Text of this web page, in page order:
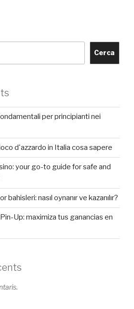
Cerca
per principianti nei
d'azzardo in Italia cosa sapere
your go-to guide for safe and
bahisleri: nasıl oynanır ve kazanılır?
Up: maximiza tus ganancias en